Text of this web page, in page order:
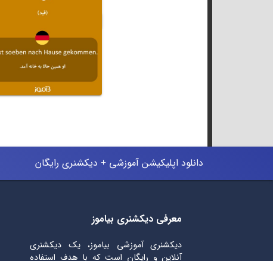
دانلود اپلیکیشن آموزشی + دیکشنری رایگان
معرفی دیکشنری بیاموز
دیکشنری آموزشی بیاموز، یک دیکشنری
آنلاین و رایگان است که با هدف استفاده